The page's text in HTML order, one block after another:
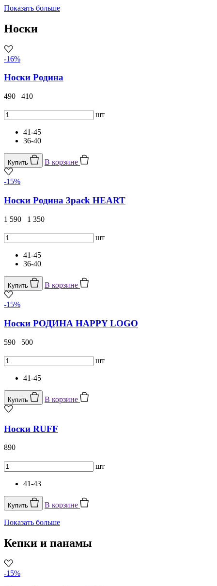
Показать больше
Носки
-16%
Носки Родина
490 410
шт
41-45
36-40
Купить В корзине
-15%
Носки Родина 3pack HEART
1 590 1 350
шт
41-45
36-40
Купить В корзине
-15%
Носки РОДИНА HAPPY LOGO
590 500
шт
41-45
Купить В корзине
Носки RUFF
890
шт
41-43
Купить В корзине
Показать больше
Кепки и панамы
-15%